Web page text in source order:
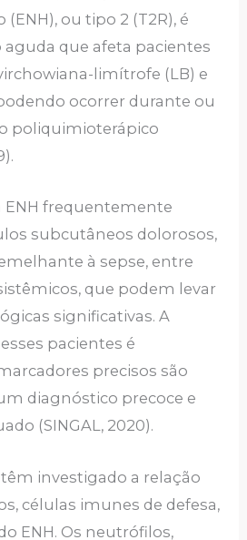
ou tipo 2 (T2R), é
que afeta pacientes
limítrofe (LB) e
ocorrer durante ou
poliquimioterápico
ENH frequentemente
subcutâneos dolorosos,
à sepse, entre
que podem levar
significativas. A
pacientes é
precisos são
diagnóstico precoce e
(SINGAL, 2020).
investigado a relação
células imunes de defesa,
ENH. Os neutrófilos,